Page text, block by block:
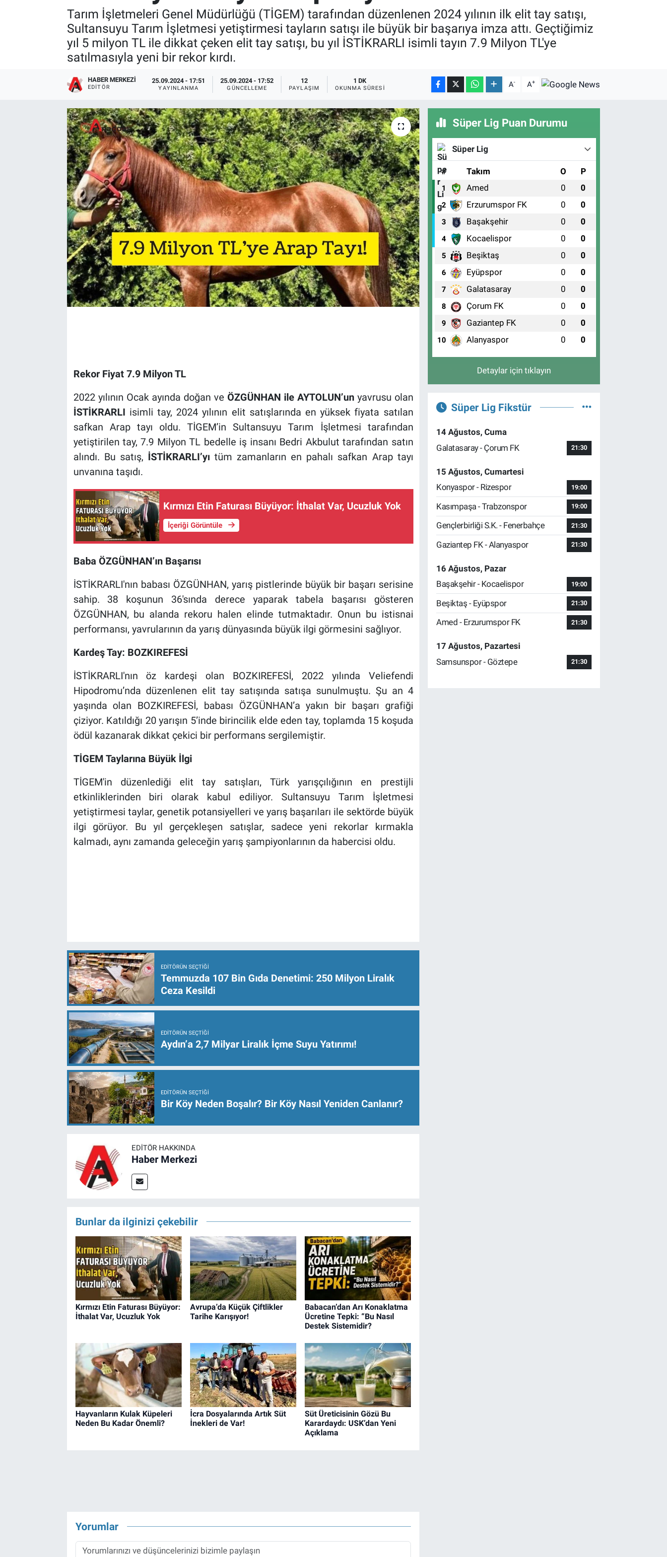
Tarım İşletmeleri Genel Müdürlüğü (TİGEM) tarafından düzenlenen 2024 yılının ilk elit tay satışı,
Sultansuyu Tarım İşletmesi yetiştirmesi tayların satışı ile büyük bir başarıya imza attı. Geçtiğimiz
yıl 5 milyon TL ile dikkat çeken elit tay satışı, bu yıl İSTİKRARLI isimli tayın 7.9 Milyon TL'ye
satılmasıyla yeni bir rekor kırdı.
HABER MERKEZI
EDITÖR
25.09.2024 - 17:51
YAYINLANMA
25.09.2024 - 17:52
GÜNCELLEME
12
PAYLAŞIM
1 DK
OKUNMA SÜRESI A- A+
Rekor Fiyat 7.9 Milyon TL
2022 yılının Ocak ayında doğan ve ÖZGÜNHAN ile AYTOLUN’unyavrusu olan
İSTİKRARLI isimli tay, 2024 yılının elit satışlarında en yüksek fiyata satılan
safkan Arap tayı oldu. TİGEM’in Sultansuyu Tarım İşletmesi tarafından
yetiştirilen tay, 7.9 Milyon TL bedelle iş insanı Bedri Akbulut tarafından satın
alındı. Bu satış, İSTİKRARLI’yıtüm zamanların en pahalı safkan Arap tayı
unvanına taşıdı.
Kırmızı Etin Faturası Büyüyor: İthalat Var, Ucuzluk Yok
İçeriği Görüntüle
Baba ÖZGÜNHAN’ın Başarısı
İSTİKRARLI'nın babası ÖZGÜNHAN, yarış pistlerinde büyük bir başarı serisine
sahip. 38 koşunun 36'sında derece yaparak tabela başarısı gösteren
ÖZGÜNHAN, bu alanda rekoru halen elinde tutmaktadır. Onun bu istisnai
performansı, yavrularının da yarış dünyasında büyük ilgi görmesini sağlıyor.
Kardeş Tay: BOZKIREFESİ
İSTİKRARLI'nın öz kardeşi olan BOZKIREFESİ, 2022 yılında Veliefendi
Hipodromu’nda düzenlenen elit tay satışında satışa sunulmuştu. Şu an 4
yaşında olan BOZKIREFESİ, babası ÖZGÜNHAN’a yakın bir başarı grafiği
çiziyor. Katıldığı 20 yarışın 5’inde birincilik elde eden tay, toplamda 15 koşuda
ödül kazanarak dikkat çekici bir performans sergilemiştir.
TİGEM Taylarına Büyük İlgi
TİGEM'in düzenlediği elit tay satışları, Türk yarışçılığının en prestijli
etkinliklerinden biri olarak kabul ediliyor. Sultansuyu Tarım İşletmesi
yetiştirmesi taylar, genetik potansiyelleri ve yarış başarıları ile sektörde büyük
ilgi görüyor. Bu yıl gerçekleşen satışlar, sadece yeni rekorlar kırmakla
kalmadı, aynı zamanda geleceğin yarış şampiyonlarının da habercisi oldu.
EDITÖRÜN SEÇTIĞI
Temmuzda 107 Bin Gıda Denetimi: 250 Milyon Liralık
Ceza Kesildi
EDITÖRÜN SEÇTIĞI
Aydın’a 2,7 Milyar Liralık İçme Suyu Yatırımı!
EDITÖRÜN SEÇTIĞI
Bir Köy Neden Boşalır? Bir Köy Nasıl Yeniden Canlanır?
EDITÖR HAKKINDA
Haber Merkezi
Bunlar da ilginizi çekebilir
Kırmızı Etin Faturası Büyüyor:
İthalat Var, Ucuzluk Yok
Avrupa’da Küçük Çiftlikler
Tarihe Karışıyor!
Babacan’dan Arı Konaklatma
Ücretine Tepki: “Bu Nasıl
Destek Sistemidir?
Hayvanların Kulak Küpeleri
Neden Bu Kadar Önemli?
İcra Dosyalarında Artık Süt
İnekleri de Var!
Süt Üreticisinin Gözü Bu
Karardaydı: USK’dan Yeni
Açıklama
Yorumlar
Süper Lig Puan Durumu
Süper Lig
# Takım O P
1 Amed 0 0
2 Erzurumspor FK 0 0
3 Başakşehir 0 0
4 Kocaelispor 0 0
5 Beşiktaş 0 0
6 Eyüpspor 0 0
7 Galatasaray 0 0
8 Çorum FK 0 0
9 Gaziantep FK 0 0
10 Alanyaspor 0 0
Detaylar için tıklayın
Süper Lig Fikstür
14 Ağustos, Cuma
Galatasaray - Çorum FK
21:30
15 Ağustos, Cumartesi
Konyaspor - Rizespor
19:00
Kasımpaşa - Trabzonspor 19:00
Gençlerbirliği S.K. - Fenerbahçe 21:30
Gaziantep FK - Alanyaspor 21:30
16 Ağustos, Pazar
Başakşehir - Kocaelispor
19:00
Beşiktaş - Eyüpspor 21:30
Amed - Erzurumspor FK 21:30
17 Ağustos, Pazartesi
Samsunspor - Göztepe
21:30